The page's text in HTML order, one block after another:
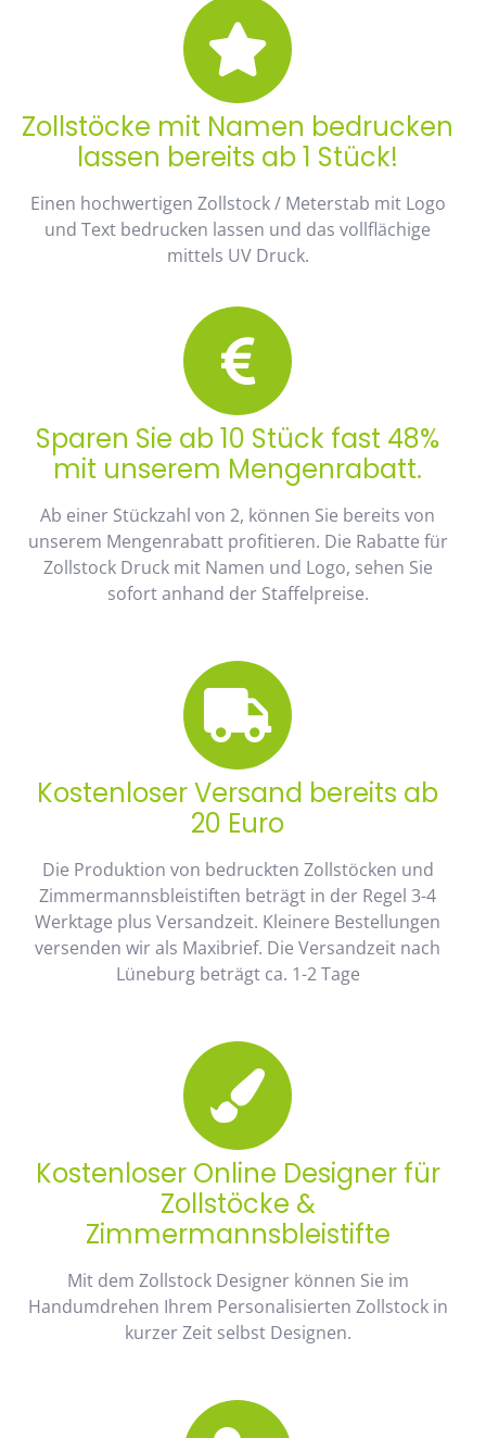
Zollstöcke mit Namen bedrucken
lassen bereits ab 1 Stück!
Einen hochwertigen Zollstock / Meterstab mit Logo
und Text bedrucken lassen und das vollflächige
mittels UV Druck.
Sparen Sie ab 10 Stück fast 48%
mit unserem Mengenrabatt.
Ab einer Stückzahl von 2, können Sie bereits von
unserem Mengenrabatt profitieren. Die Rabatte für
Zollstock Druck mit Namen und Logo, sehen Sie
sofort anhand der Staffelpreise.
Kostenloser Versand bereits ab
20 Euro
Die Produktion von bedruckten Zollstöcken und
Zimmermannsbleistiften beträgt in der Regel 3-4
Werktage plus Versandzeit. Kleinere Bestellungen
versenden wir als Maxibrief. Die Versandzeit nach
Lüneburg beträgt ca. 1-2 Tage
Kostenloser Online Designer für
Zollstöcke &
Zimmermannsbleistifte
Mit dem Zollstock Designer können Sie im
Handumdrehen Ihrem Personalisierten Zollstock in
kurzer Zeit selbst Designen.